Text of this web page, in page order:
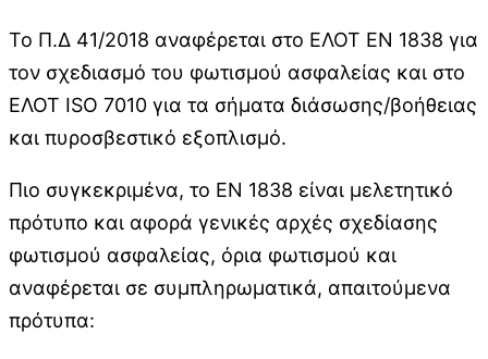
Το Π.Δ 41/2018 αναφέρεται στο ΕΛΟΤ ΕΝ 1838 για
τον σχεδιασμό του φωτισμού ασφαλείας και στο
ΕΛΟΤ ISO 7010 για τα σήματα διάσωσης/βοήθειας
και πυροσβεστικό εξοπλισμό.
Πιο συγκεκριμένα, το ΕΝ 1838 είναι μελετητικό
πρότυπο και αφορά γενικές αρχές σχεδίασης
φωτισμού ασφαλείας, όρια φωτισμού και
αναφέρεται σε συμπληρωματικά, απαιτούμενα
πρότυπα: